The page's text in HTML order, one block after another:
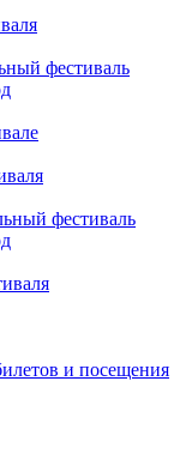
фестиваль
фестиваль
и посещения